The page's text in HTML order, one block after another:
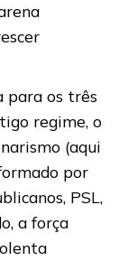
para os três
regime, o
(aqui
por
PSL,
a força